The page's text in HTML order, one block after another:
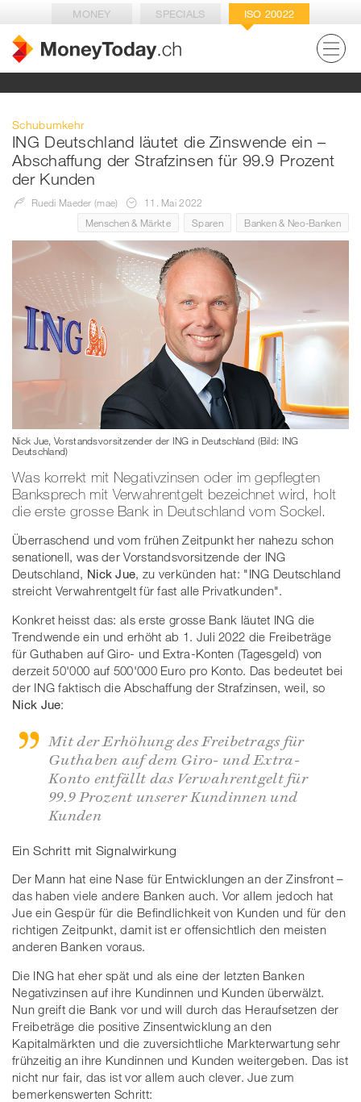
MONEY SPECIALS ISO 20022
Schubumkehr
ING Deutschland läutet die Zinswende ein –
Abschaffung der Strafzinsen für 99.9 Prozent
der Kunden
Ruedi Maeder (mae)
11. Mai 2022
Menschen & Märkte
Sparen Banken & Neo-Banken
Nick Jue, Vorstandsvorsitzender der ING in Deutschland (Bild: ING
Deutschland)
Was korrekt mit Negativzinsen oder im gepflegten
Banksprech mit Verwahrentgelt bezeichnet wird, holt
die erste grosse Bank in Deutschland vom Sockel.
Überraschend und vom frühen Zeitpunkt her nahezu schon
senationell, was der Vorstandsvorsitzende der ING
Deutschland, Nick Jue , zu verkünden hat: "ING Deutschland
streicht Verwahrentgelt für fast alle Privatkunden".
Konkret heisst das: als erste grosse Bank läutet ING die
Trendwende ein und erhöht ab 1. Juli 2022 die Freibeträge
für Guthaben auf Giro- und Extra-Konten (Tagesgeld) von
derzeit 50'000 auf 500'000 Euro pro Konto. Das bedeutet bei
der ING faktisch die Abschaffung der Strafzinsen, weil, so
Nick Jue:
Mit der Erhöhung des Freibetrags für
Guthaben auf dem Giro- und Extra-
Konto entfällt das Verwahrentgelt für
99.9 Prozent unserer Kundinnen und
Kunden
Ein Schritt mit Signalwirkung
Der Mann hat eine Nase für Entwicklungen an der Zinsfront –
das haben viele andere Banken auch. Vor allem jedoch hat
Jue ein Gespür für die Befindlichkeit von Kunden und für den
richtigen Zeitpunkt, damit ist er offensichtlich den meisten
anderen Banken voraus.
Die ING hat eher spät und als eine der letzten Banken
Negativzinsen auf ihre Kundinnen und Kunden überwälzt.
Nun greift die Bank vor und will durch das Heraufsetzen der
Freibeträge die positive Zinsentwicklung an den
Kapitalmärkten und die zuversichtliche Markterwartung sehr
frühzeitig an ihre Kundinnen und Kunden weitergeben. Das ist
nicht nur fair, das ist vor allem auch clever. Jue zum
bemerkenswerten Schritt: